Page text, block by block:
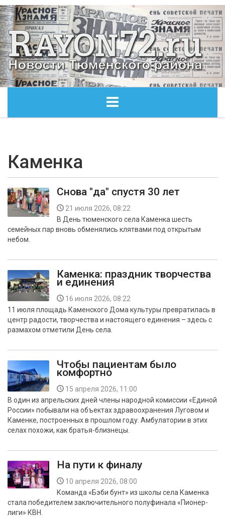
ОБЩЕСТВО
ЭКОНОМИКА
КУЛЬТУРА
БЕЗОПАСНОСТЬ
АРХИВ PDF
Каменка
Снова "да" спустя 30 лет
21 июля 2026, 08:22
В День тюменского села Каменка шесть
семейных пар вновь обменялись клятвами под открытым
небом.
Каменка: праздник творчества
и единения
16 июля 2026, 08:22
11 июля площадь Каменского Дома культуры превратилась в
центр радости, творчества и настоящего единения – здесь с
размахом отметили День села.
Чтобы пациентам было
комфортно
15 апреля 2026, 11:00
В один из апрельских дней члены народной комиссии «Единой
России» побывали на объектах здравоохранения Луговом и
Каменке, построенных в прошлом году. Амбулатории в этих
селах похожи, как братья-близнецы.
На пути к финалу
10 апреля 2026, 08:00
Команда «Бэби бунт» из школы села Каменка
стала победителем заключительного полуфинала «Пионер-
лиги» КВН.